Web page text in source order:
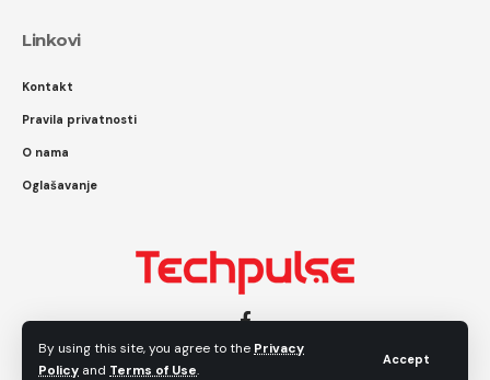
By using this site, you agree to the Privacy
Policy and Terms of Use.
Accept
Linkovi
Kontakt
Pravila privatnosti
O nama
Oglašavanje